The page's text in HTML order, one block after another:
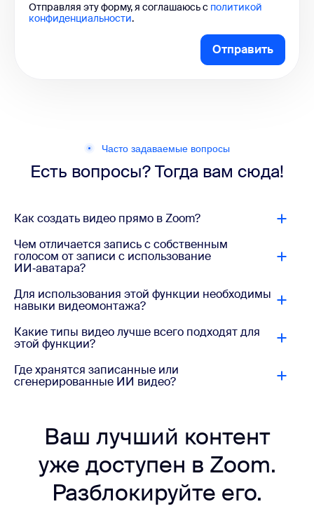
Отправляя эту форму, я соглашаюсь с политикой
конфиденциальности.
Отправить
Часто задаваемые вопросы
Есть вопросы? Тогда вам сюда!
Как создать видео прямо в Zoom?
Чем отличается запись с собственным
голосом от записи с использование
ИИ‑аватара?
Для использования этой функции необходимы
навыки видеомонтажа?
Какие типы видео лучше всего подходят для
этой функции?
Где хранятся записанные или
сгенерированные ИИ видео?
Ваш лучший контент
уже доступен в Zoom.
Разблокируйте его.